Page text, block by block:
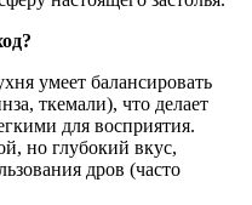
умеет балансировать
ткемали), что делает
для восприятия.
но глубокий вкус,
дров (часто